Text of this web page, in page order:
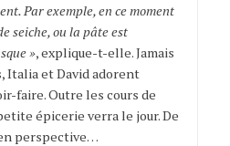
Par exemple, en ce moment
seiche, ou la pâte est
», explique-t-elle. Jamais
Italia et David adorent
faire. Outre les cours de
épicerie verra le jour. De
perspective…